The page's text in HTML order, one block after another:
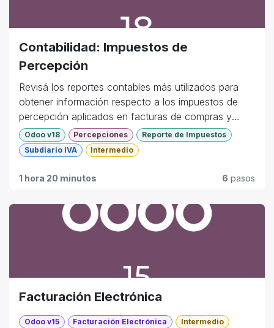
Contabilidad: Impuestos de
Percepción
Revisá los reportes contables más utilizados para
obtener información respecto a los impuestos de
percepción aplicados en facturas de compras y
ventas.
Odoo v18 Percepciones
Reporte de Impuestos
Subdiario IVA
Intermedio
1 hora 20 minutos 6 pasos
Facturación Electrónica
Odoo v15 Facturación Electrónica Intermedio